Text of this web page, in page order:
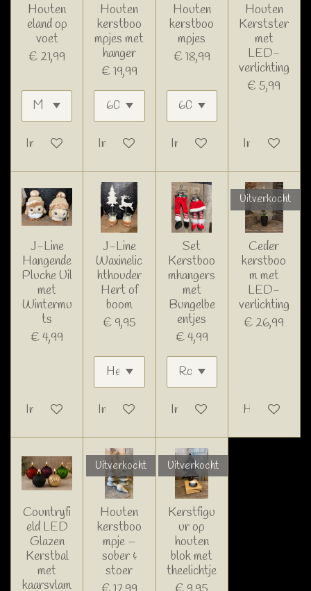
Houten
eland op
voet
€ 21,99
In winkelwagen
Houten
kerstboo
mpjes met
hanger
€ 19,99
In winkelwagen
Houten
kerstboo
mpjes
€ 18,99
In winkelwagen
Houten
Kerstster
met
LED-
verlichting
€ 5,99
In
J-Line
Hangende
Pluche Uil
met
Wintermu
ts
€ 4,99
In winkelwagen
J-Line
Waxinelic
hthouder
Hert of
boom
€ 9,95
In winkelwagen
Set
Kerstboo
mhangers
met
Bungelbe
entjes
€ 4,99
In winkelwagen
Uitverkocht
Ceder
kerstboo
m met
LED-
verlichting
€ 26,99
Houd mij op
Countryfi
eld LED
Glazen
Kerstbal
met
kaarsvlam
Uitverkocht
Houten
kerstboo
mpje –
sober &
stoer
Uitverkocht
Kerstfigu
ur op
houten
blok met
theelichtje